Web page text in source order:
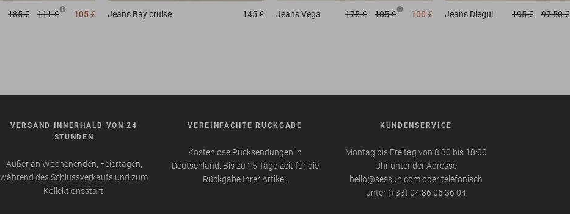
185 € 111 € 105 € Jeans Bay cruise 145 € JeansVega 175 € 105 € 100 € Jeans Diegui 195 € 97,50 €
VERSAND INNERHALB VON 24
STUNDEN
Außer an Wochenenden, Feiertagen,
während des Schlussverkaufs und zum
Kollektionsstart
VEREINFACHTE RÜCKGABE
Kostenlose Rücksendungen in
Deutschland. Bis zu 15 Tage Zeit für die
Rückgabe Ihrer Artikel.
KUNDENSERVICE
Montag bis Freitag von 8:30 bis 18:00
Uhr unter der Adresse
hello@sessun.com oder telefonisch
unter (+33) 04 86 06 36 04